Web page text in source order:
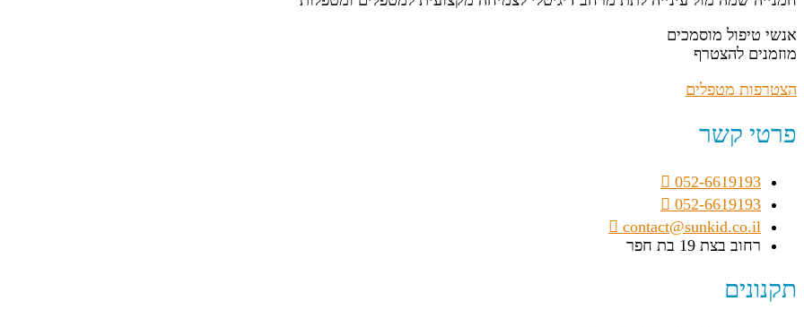
אנשי טיפול מוסמכים
מוזמנים להצטרף
הצטרפות מטפלים
פרטי קשר
052-6619193
052-6619193
contact@sunkid.co.il
רחוב בצת 19 בת חפר
תקנונים